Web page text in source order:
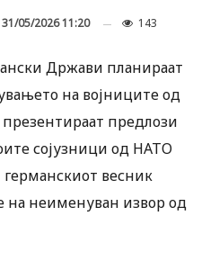
31/05/2026 11:20 143
Држави планираат
на војниците од
предлози
сојузници од НАТО
весник
на неименуван извор од